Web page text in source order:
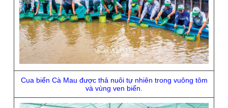
Cua biển Cà Mau được thả nuôi tự nhiên trong vuông tôm
và vùng ven biển.